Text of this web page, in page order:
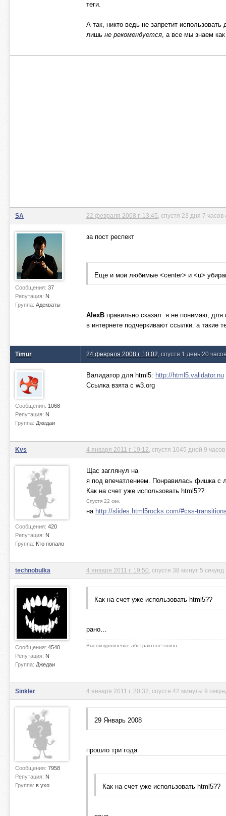
теги.
А так, никто ведь не запретит
лишь не рекомендуется, а все мы знаем
SA
Сообщения: 37
Репутация: N
Группа: Адекваты
22 февраля 2008 г. 13:45 , спустя 23 дня 7
за пост респект
Еще и мои любимые <center> и <u>
AlexB правильно сказал. я не понимаю, для
в интернете подчеркивают ссылки. а такие
Timur
Сообщения: 1068
Репутация: N
Группа: Джедаи
24 февраля 2008 г. 10:02 , спустя 1 день 20
Валидатор для html5: http://html5.validator.nu
Ссылка взята с w3.org
Kvs
Сообщения: 420
Репутация: N
Группа: Кто попало
4 января 2011 г. 19:12 , спустя 1045 дней 9
Щас заглянул на
я под впечатлением. Понравилась фишка с
Как на счет уже использовать html5??
Спустя 22 сек.
на http://slides.html5rocks.com/#css-
technobulka
Сообщения: 4540
Репутация: N
Группа: Джедаи
4 января 2011 г. 19:50 , спустя 38 минут 5 секунд
Как на счет уже использовать html5??
рано…
Высокоуровневое абстрактное говно
Sinkler
Сообщения: 7958
Репутация: N
Группа: в ухо
4 января 2011 г. 20:32 , спустя 42 минуты 9
29 Январь 2008
прошло три года
Как на счет уже использовать html5??